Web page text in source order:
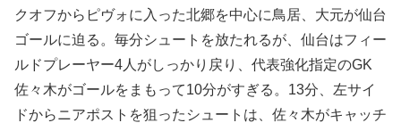
クオフからピヴォに入った北郷を中心に鳥居、大元が仙台
ゴールに迫る。毎分シュートを放たれるが、仙台はフィー
ルドプレーヤー4人がしっかり戻り、代表強化指定のGK
佐々木がゴールをまもって10分がすぎる。13分、左サイ
ドからニアポストを狙ったシュートは、佐々木がキャッチ